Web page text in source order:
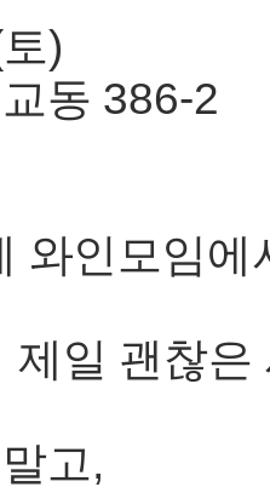
)
동 386-2
와인모임
제일 괜찮
고,